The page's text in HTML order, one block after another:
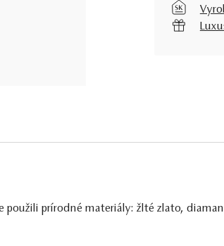
použili prírodné materiály: žlté zlato,